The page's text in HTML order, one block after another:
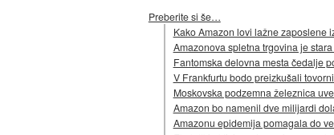
Preberite si še…
Kako Amazon lovi lažne zaposlene
Amazonova spletna trgovina je
Fantomska delovna mesta čedalje
V Frankfurtu bodo preizkušali
Moskovska podzemna železnica
Amazon bo namenil dve milijardi
Amazonu epidemija pomagala do